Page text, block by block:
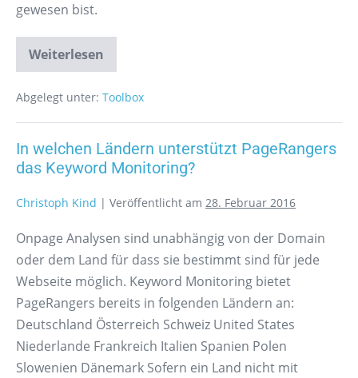
gewesen bist.
Weiterlesen
Abgelegt unter: Toolbox
In welchen Ländern unterstützt PageRangers
das Keyword Monitoring?
Christoph Kind | Veröffentlicht am 28. Februar 2016
Onpage Analysen sind unabhängig von der Domain
oder dem Land für dass sie bestimmt sind für jede
Webseite möglich. Keyword Monitoring bietet
PageRangers bereits in folgenden Ländern an:
Deutschland Österreich Schweiz United States
Niederlande Frankreich Italien Spanien Polen
Slowenien Dänemark Sofern ein Land nicht mit